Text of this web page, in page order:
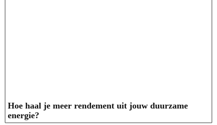
Hoe haal je meer rendement uit jouw duurzame
energie?